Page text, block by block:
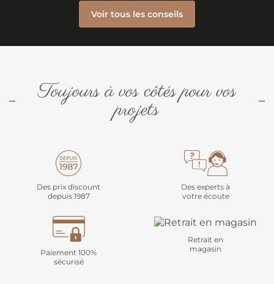
Voir tous les conseils
Toujours à vos côtés pour vos
projets
Des prix discount
depuis 1987
Des experts à
votre écoute
Paiement 100%
sécurisé
Retrait en
magasin